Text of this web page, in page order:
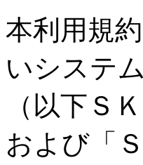
本利用規
いシステ
（以下Ｓ
および「